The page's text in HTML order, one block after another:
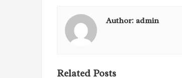
Author: admin
Related Posts